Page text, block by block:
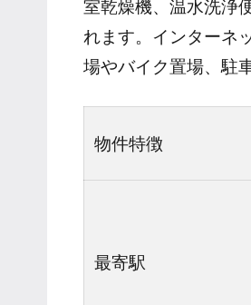
室乾燥機、温水洗浄
れます。インターネ
場やバイク置場、駐
物件特徴
最寄駅